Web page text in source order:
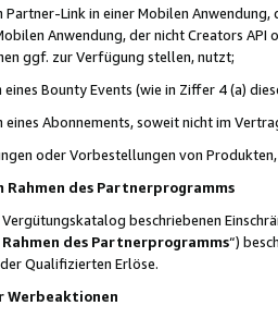
Link in einer Mobilen
Anwendung, der nicht Creators
ggf. zur Verfügung stellen, nutzt;
eines Bounty Events (wie in Ziffer 4 (a)
Abonnements, soweit nicht im
oder Vorbestellungen von
des Partnerprogramms
beschriebenen
des Partnerprogramms“)
Qualifizierten Erlöse.
Werbeaktionen